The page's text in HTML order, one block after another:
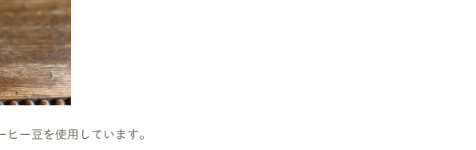
ー豆を使用しています。